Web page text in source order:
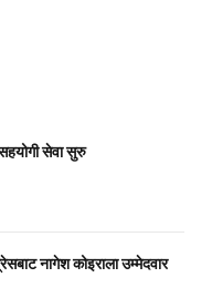
सहयोगी सेवा सुरु
नागेश कोइराला उम्मेदवार